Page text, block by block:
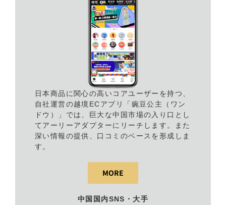
日本商品に関心の高いコアユーザーを持つ、
自社運営の越境ECアプリ「豌豆公主（ワン
ドウ）」では、巨大な中国市場の入り口とし
てアーリーアダプターにリーチします。また
深い情報の提供、口コミのベースを形成しま
す。
MORE
中国国内SNS・大手